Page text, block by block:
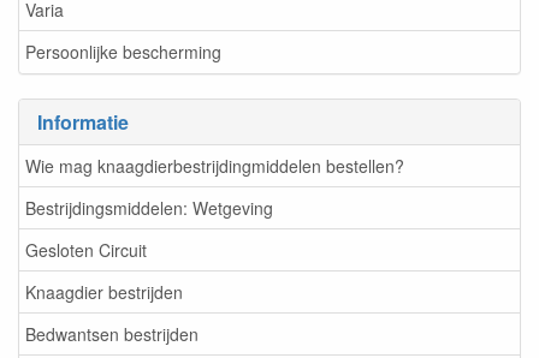
Varia
Persoonlijke bescherming
Informatie
Wie mag knaagdierbestrijdingmiddelen bestellen?
Bestrijdingsmiddelen: Wetgeving
Gesloten Circuit
Knaagdier bestrijden
Bedwantsen bestrijden